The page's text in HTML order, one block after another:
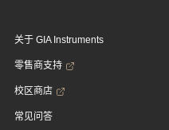
关于 GIA Instruments
零售商支持
校区商店
常见问答